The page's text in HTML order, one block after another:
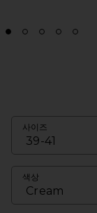
사이즈
색상